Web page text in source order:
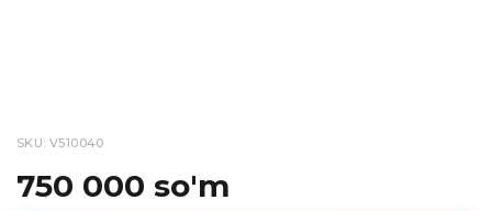
SKU: V510040
750 000 so'm